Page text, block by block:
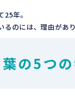
年。
のには、理由があり
の5つ